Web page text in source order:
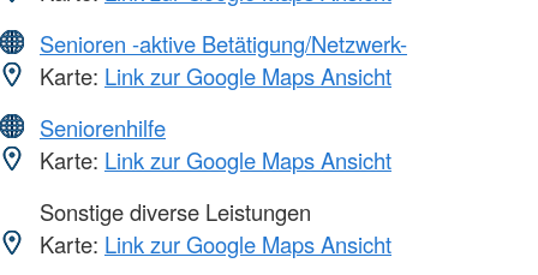
Senioren -aktive Betätigung/Netzwerk-
Karte: Link zur Google Maps Ansicht
Seniorenhilfe
Karte: Link zur Google Maps Ansicht
Sonstige diverse Leistungen
Karte: Link zur Google Maps Ansicht